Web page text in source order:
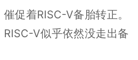
促着RISC-V备胎转正。
V似乎依然没走出备